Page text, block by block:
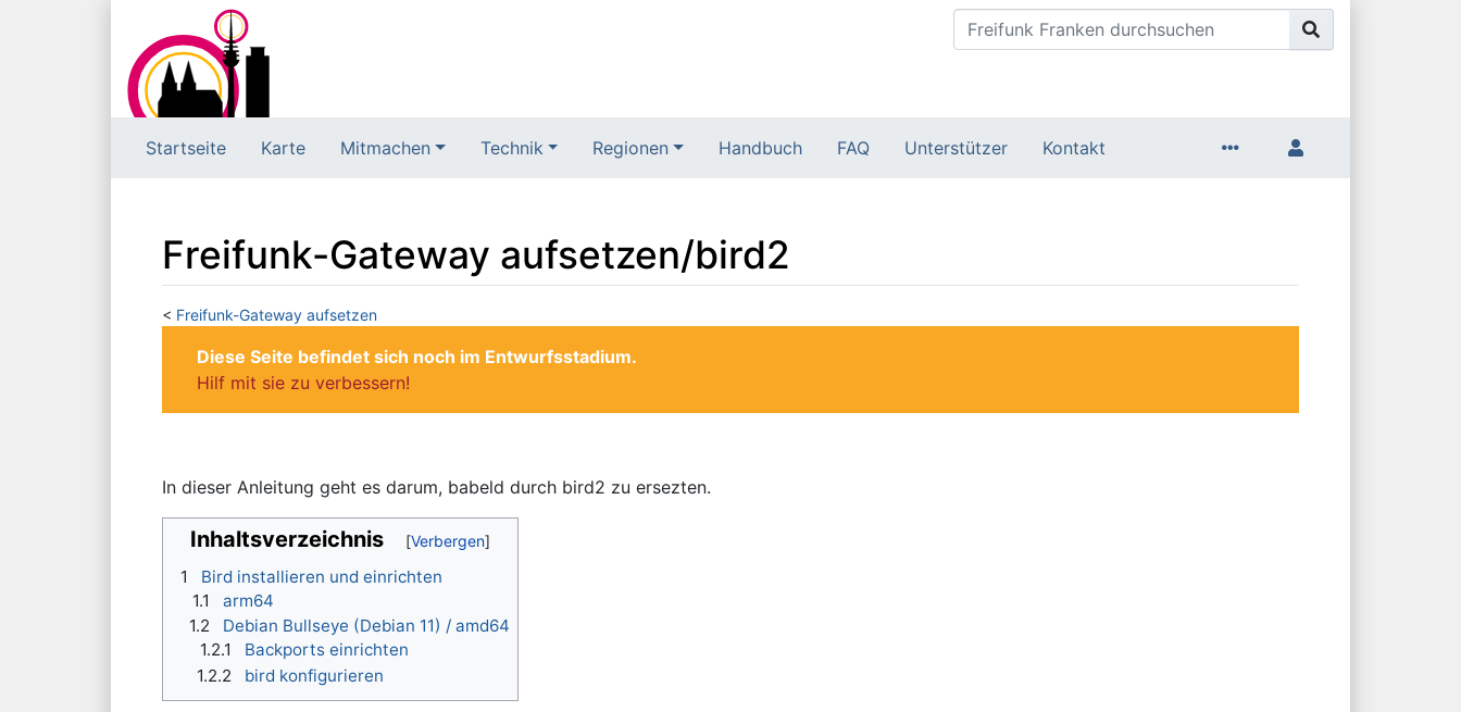
Startseite Karte Mitmachen Technik Regionen Handbuch FAQ Unterstützer Kontakt
Freifunk-Gateway aufsetzen/bird2
< Freifunk-Gateway aufsetzen
Diese Seite befindet sich noch im Entwurfsstadium.
Hilf mit sie zu verbessern!
In dieser Anleitung geht es darum, babeld durch bird2 zu ersezten.
Inhaltsverzeichnis
1
Bird installieren und einrichten
1.1
arm64
1.2
Debian Bullseye (Debian 11) / amd64
1.2.1
Backports einrichten
1.2.2
bird konfigurieren